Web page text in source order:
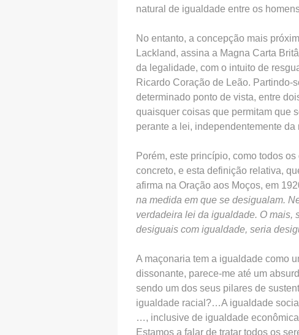
natural de igualdade entre os
No entanto, a concepção mais
Lackland, assina a Magna Carta
da legalidade, com o intuito de
Ricardo Coração de Leão.
determinado ponto de vista, entre
quaisquer coisas que permitam que
perante a lei, independentemente
Porém, este princípio, como todos
concreto, e esta definição relativa,
afirma na Oração aos Moços, em
na medida em que se desigualam.
verdadeira lei da igualdade. O mais,
desiguais com igualdade, seria
A maçonaria tem a igualdade como
dissonante, parece-me até um
sendo um dos seus pilares de
igualdade racial?…A igualdade
…, inclusive de igualdade
Estamos a falar de tratar todos os